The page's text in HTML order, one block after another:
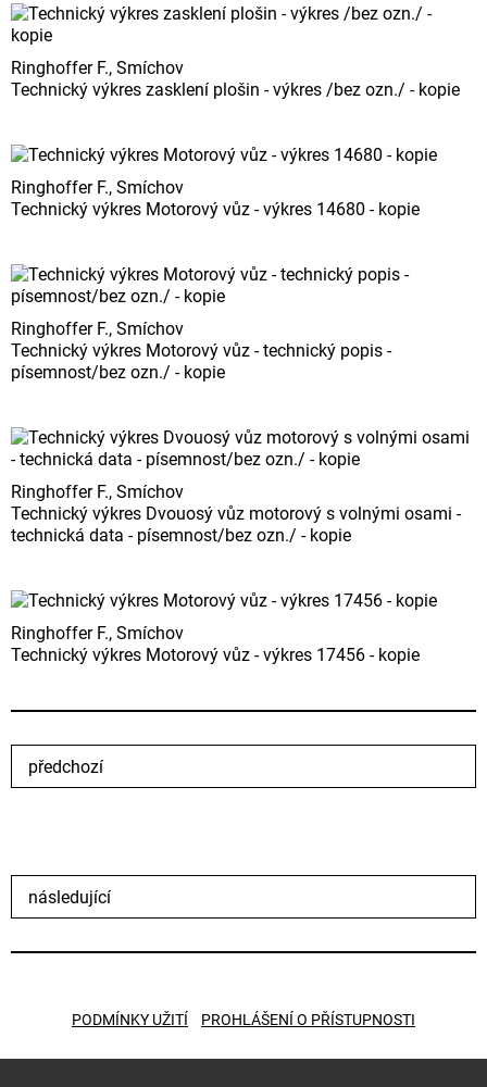
Ringhoffer F., Smíchov
Technický výkres zasklení plošin - výkres /bez ozn./ - kopie
Ringhoffer F., Smíchov
Technický výkres Motorový vůz - výkres 14680 - kopie
Ringhoffer F., Smíchov
Technický výkres Motorový vůz - technický popis -
písemnost/bez ozn./ - kopie
Ringhoffer F., Smíchov
Technický výkres Dvouosý vůz motorový s volnými osami -
technická data - písemnost/bez ozn./ - kopie
Ringhoffer F., Smíchov
Technický výkres Motorový vůz - výkres 17456 - kopie
předchozí
následující
PODMÍNKY UŽITÍ PROHLÁŠENÍ O PŘÍSTUPNOSTI